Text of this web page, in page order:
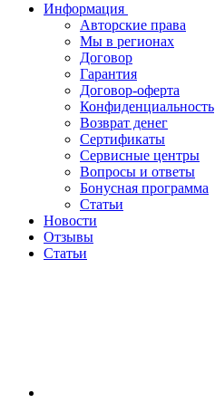
Информация
Авторские права
Мы в регионах
Договор
Гарантия
Договор-оферта
Конфиденциальность
Возврат денег
Сертификаты
Сервисные центры
Вопросы и ответы
Бонусная программа
Статьи
Новости
Отзывы
Статьи